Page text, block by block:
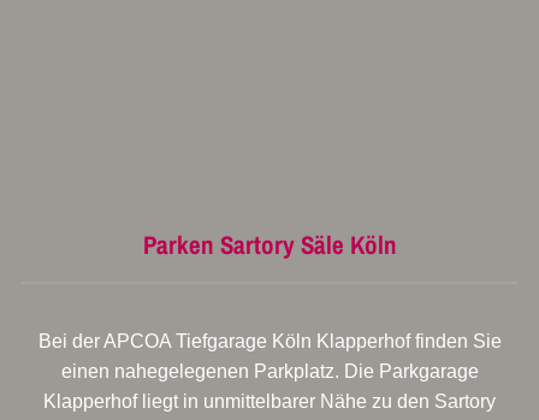
Parken Sartory Säle Köln
Bei der APCOA Tiefgarage Köln Klapperhof finden Sie
einen nahegelegenen Parkplatz. Die Parkgarage
Klapperhof liegt in unmittelbarer Nähe zu den Sartory